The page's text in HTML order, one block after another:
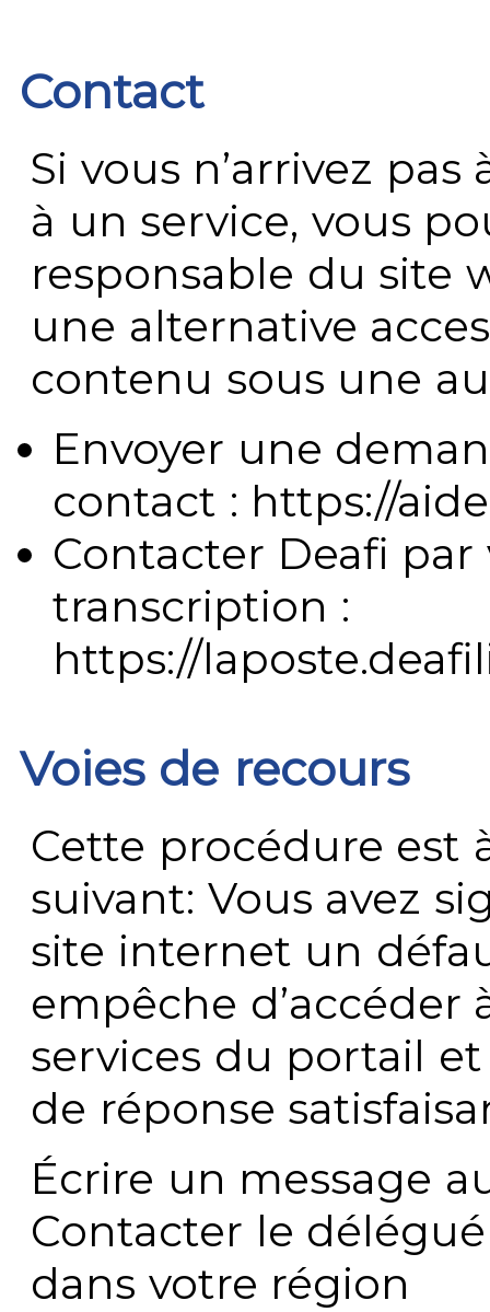
Contact
Si vous n’arrivez
à un service, vous
responsable du site
une alternative
contenu sous une
Envoyer une
contact : https://
Contacter Deafi
transcription :
https://
Voies de recours
Cette procédure est
suivant: Vous avez
site internet un
empêche
services du portail
de réponse
Écrire un message
Contacter le
dans votre région